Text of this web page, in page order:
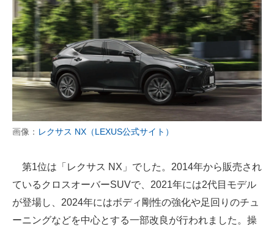
画像： レクサス NX（LEXUS公式サイト）
第1位は「レクサス NX」でした。2014年から販売され
ているクロスオーバーSUVで、2021年には2代目モデル
が登場し、2024年にはボディ剛性の強化や足回りのチュ
ーニングなどを中心とする一部改良が行われました。操